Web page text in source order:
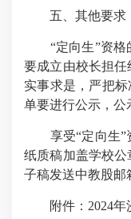
五、其他要求
“定向生”资格
要成立由校长担
实事求是，严把
单要进行公示，公
享受“定向生”
纸质稿加盖学校
子稿发送中教股邮
附件：2024年